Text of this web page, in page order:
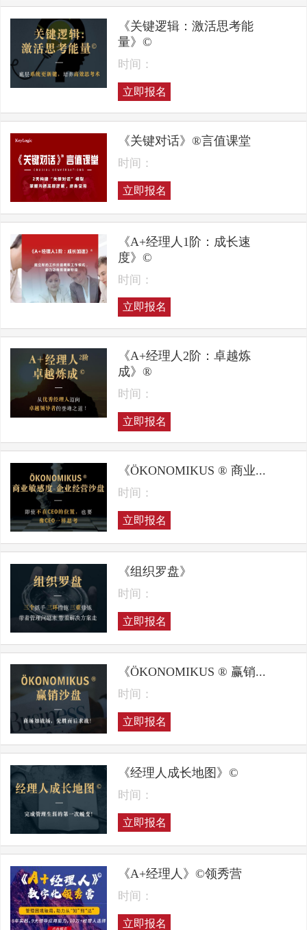
《关键逻辑：激活思考能
量》©
时间：
立即报名
《关键对话》®言值课堂
时间：
立即报名
《A+经理人1阶：成长速
度》©
时间：
立即报名
《A+经理人2阶：卓越炼
成》®
时间：
立即报名
《ÖKONOMIKUS ® 商业...
时间：
立即报名
《组织罗盘》
时间：
立即报名
《ÖKONOMIKUS ® 赢销...
时间：
立即报名
《经理人成长地图》©
时间：
立即报名
《A+经理人》©领秀营
时间：
立即报名